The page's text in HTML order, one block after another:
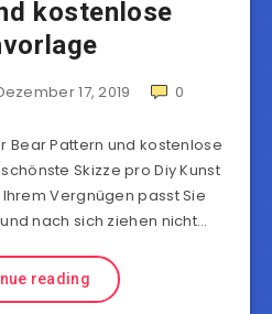
kostenlose
17, 2019 0
Bear Pattern und kostenlose
Skizze pro Diy Kunst
Vergnügen passt Sie
nach sich ziehen nicht…
reading